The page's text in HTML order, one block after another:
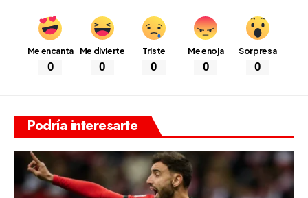
Me encanta
0
Me divierte
0
Triste
0
Me enoja
0
Sorpresa
0
Podría interesarte